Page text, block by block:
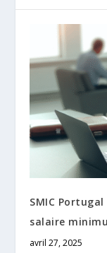
SMIC
salaire
avril 27, 2025